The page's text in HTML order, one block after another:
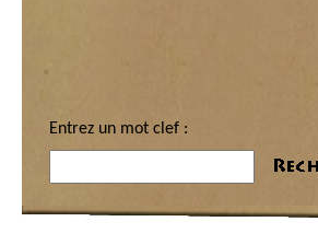
Entrez un mot clef :